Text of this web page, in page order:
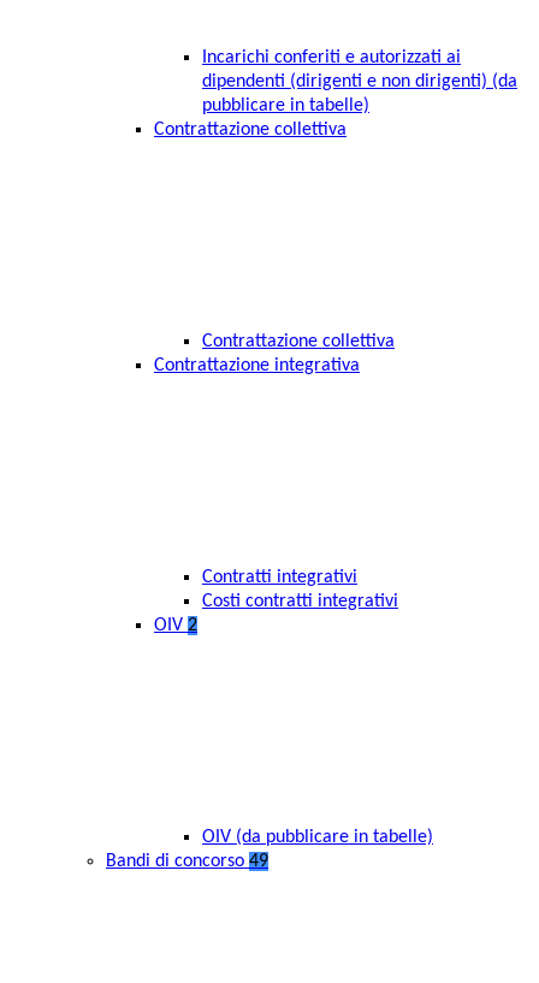
Incarichi conferiti e autorizzati ai
dipendenti (dirigenti e non dirigenti) (da
pubblicare in tabelle)
Contrattazione collettiva
Contrattazione collettiva
Contrattazione integrativa
Contratti integrativi
Costi contratti integrativi
OIV 2
OIV (da pubblicare in tabelle)
Bandi di concorso 49